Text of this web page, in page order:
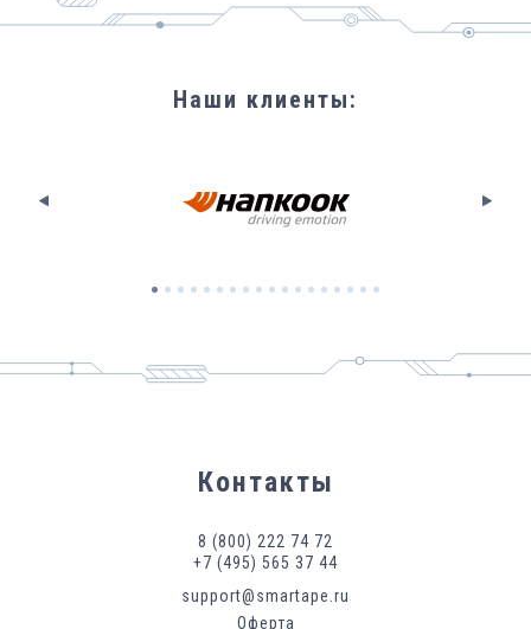
Наши клиенты:
Контакты
8 (800) 222 74 72
+7 (495) 565 37 44
support@smartape.ru
Оферта